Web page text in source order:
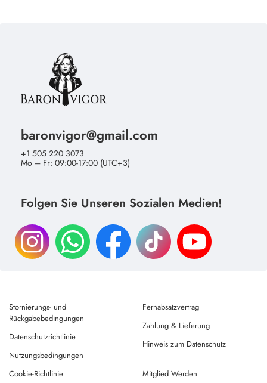
baronvigor@gmail.com
+1 505 220 3073
Mo – Fr: 09:00-17:00 (UTC+3)
Folgen Sie Unseren Sozialen Medien!
Stornierungs- und
Rückgabebedingungen
Datenschutzrichtlinie
Nutzungsbedingungen
Fernabsatzvertrag
Zahlung & Lieferung
Hinweis zum Datenschutz
Cookie-Richtlinie Mitglied Werden